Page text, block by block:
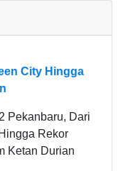
City Hingga
Pekanbaru, Dari
Rekor
Ketan Durian